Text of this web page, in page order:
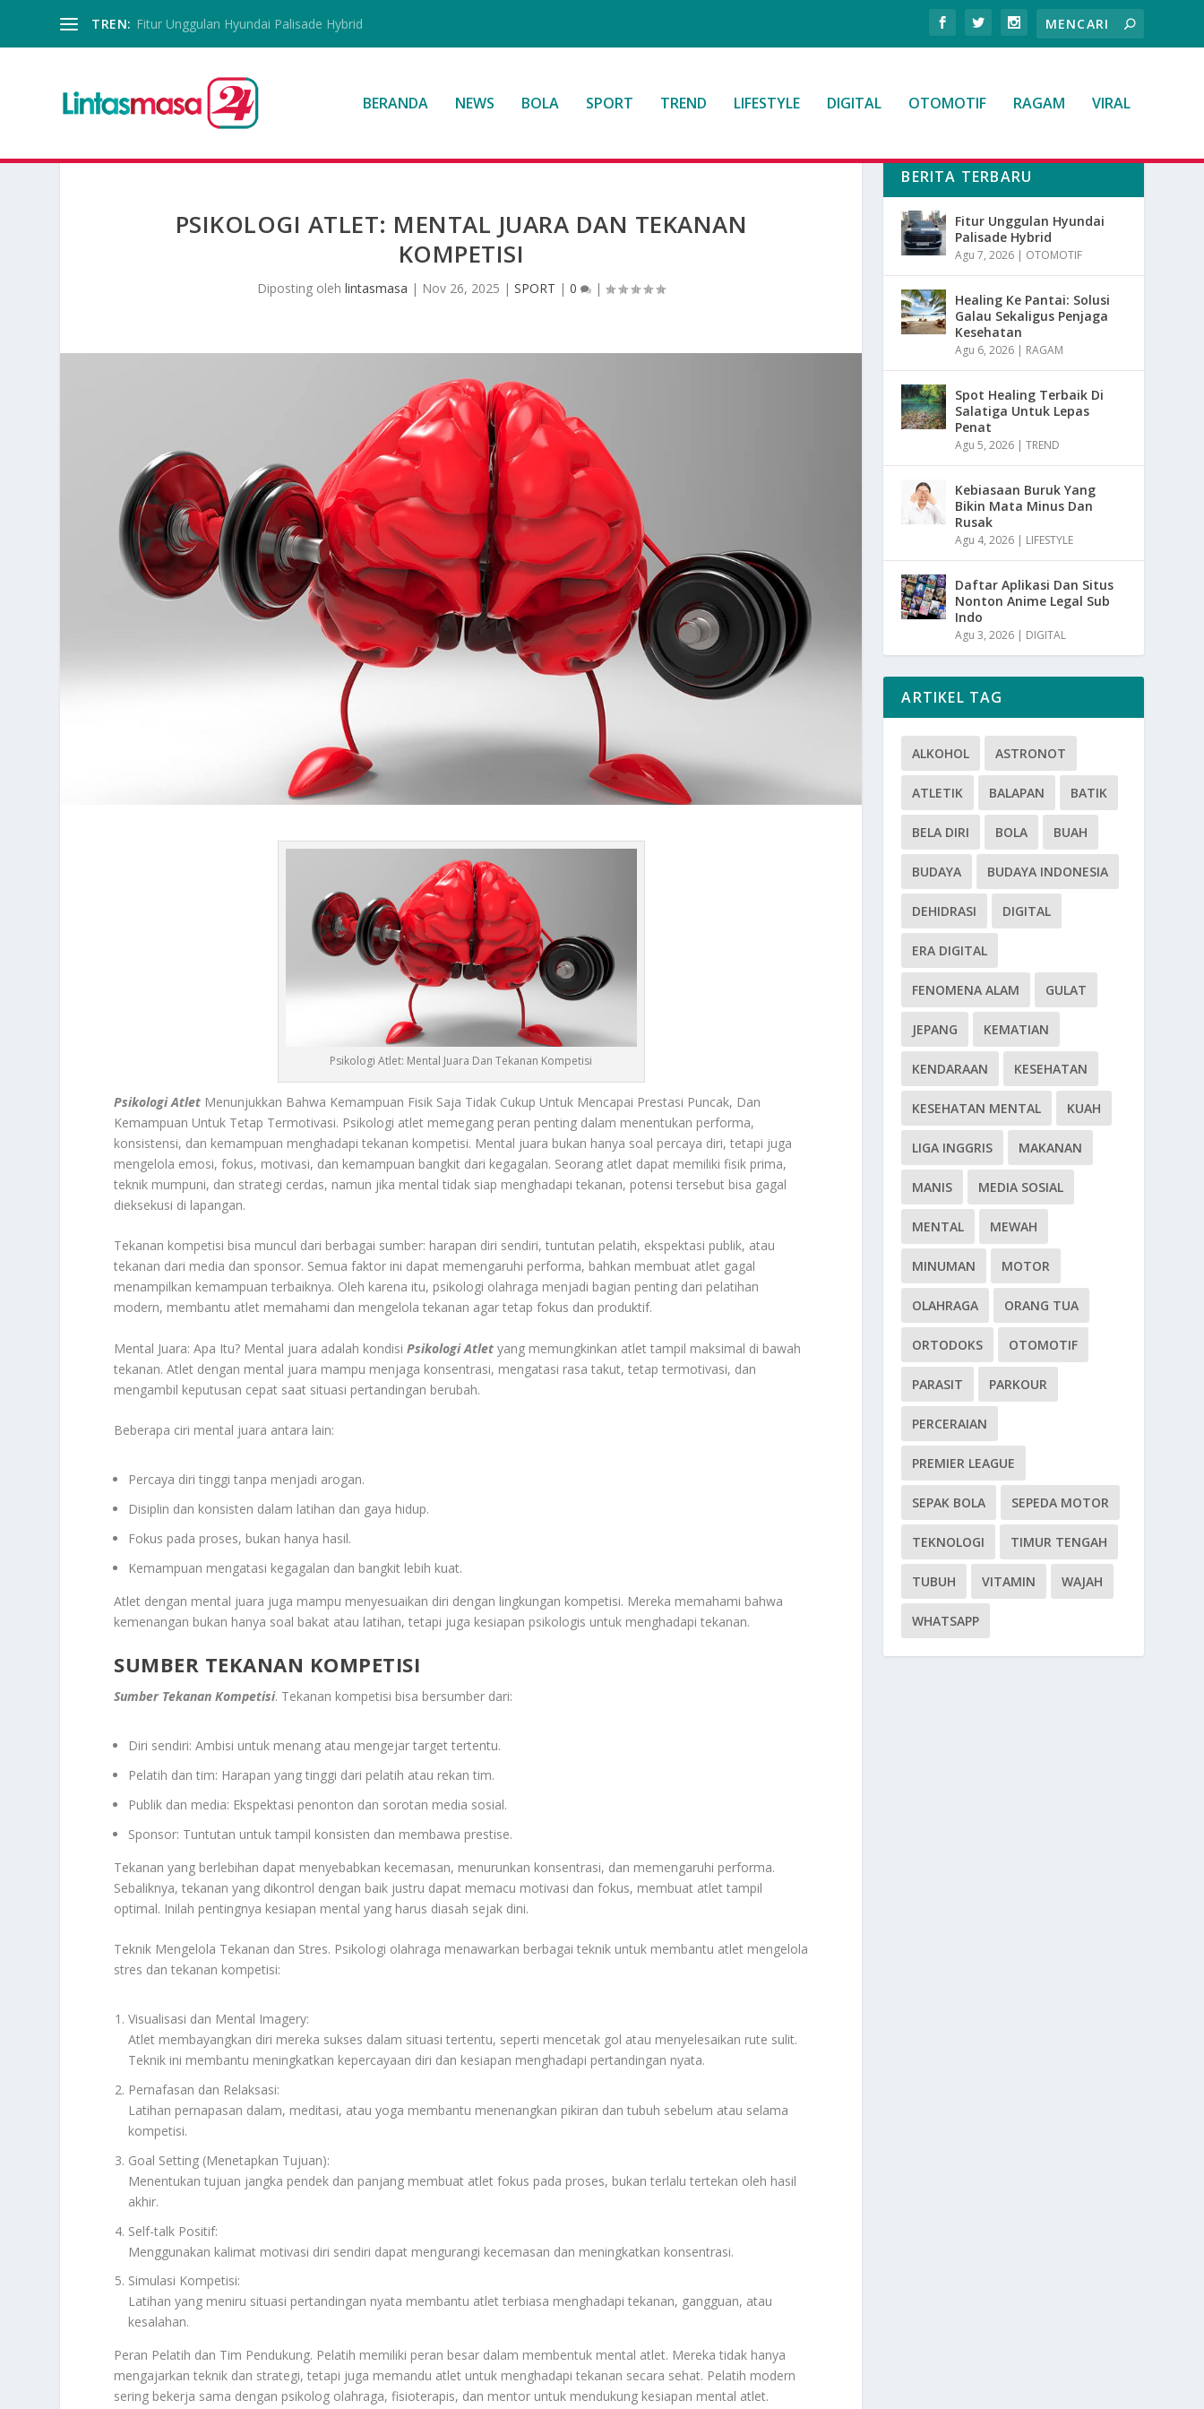
TREN: Fitur Unggulan Hyundai Palisade Hybrid
BERANDA NEWS BOLA SPORT TREND LIFESTYLE DIGITAL OTOMOTIF RAGAM VIRAL
PSIKOLOGI ATLET: MENTAL JUARA DAN TEKANAN
KOMPETISI
Diposting olehlintasmasa | Nov 26, 2025 |SPORT |0 |
Psikologi Atlet: Mental Juara Dan Tekanan Kompetisi
Psikologi Atlet Menunjukkan Bahwa Kemampuan Fisik Saja Tidak Cukup Untuk Mencapai Prestasi Puncak, Dan
Kemampuan Untuk Tetap Termotivasi. Psikologi atlet memegang peran penting dalam menentukan performa,
konsistensi, dan kemampuan menghadapi tekanan kompetisi. Mental juara bukan hanya soal percaya diri, tetapi juga
mengelola emosi, fokus, motivasi, dan kemampuan bangkit dari kegagalan. Seorang atlet dapat memiliki fisik prima,
teknik mumpuni, dan strategi cerdas, namun jika mental tidak siap menghadapi tekanan, potensi tersebut bisa gagal
dieksekusi di lapangan.
Tekanan kompetisi bisa muncul dari berbagai sumber: harapan diri sendiri, tuntutan pelatih, ekspektasi publik, atau
tekanan dari media dan sponsor. Semua faktor ini dapat memengaruhi performa, bahkan membuat atlet gagal
menampilkan kemampuan terbaiknya. Oleh karena itu, psikologi olahraga menjadi bagian penting dari pelatihan
modern, membantu atlet memahami dan mengelola tekanan agar tetap fokus dan produktif.
Mental Juara: Apa Itu? Mental juara adalah kondisiPsikologi Atlet yang memungkinkan atlet tampil maksimal di bawah
tekanan. Atlet dengan mental juara mampu menjaga konsentrasi, mengatasi rasa takut, tetap termotivasi, dan
mengambil keputusan cepat saat situasi pertandingan berubah.
Beberapa ciri mental juara antara lain:
Percaya diri tinggi tanpa menjadi arogan.
Disiplin dan konsisten dalam latihan dan gaya hidup.
Fokus pada proses, bukan hanya hasil.
Kemampuan mengatasi kegagalan dan bangkit lebih kuat.
Atlet dengan mental juara juga mampu menyesuaikan diri dengan lingkungan kompetisi. Mereka memahami bahwa
kemenangan bukan hanya soal bakat atau latihan, tetapi juga kesiapan psikologis untuk menghadapi tekanan.
SUMBER TEKANAN KOMPETISI
Sumber Tekanan Kompetisi. Tekanan kompetisi bisa bersumber dari:
Diri sendiri: Ambisi untuk menang atau mengejar target tertentu.
Pelatih dan tim: Harapan yang tinggi dari pelatih atau rekan tim.
Publik dan media: Ekspektasi penonton dan sorotan media sosial.
Sponsor: Tuntutan untuk tampil konsisten dan membawa prestise.
Tekanan yang berlebihan dapat menyebabkan kecemasan, menurunkan konsentrasi, dan memengaruhi performa.
Sebaliknya, tekanan yang dikontrol dengan baik justru dapat memacu motivasi dan fokus, membuat atlet tampil
optimal. Inilah pentingnya kesiapan mental yang harus diasah sejak dini.
Teknik Mengelola Tekanan dan Stres. Psikologi olahraga menawarkan berbagai teknik untuk membantu atlet mengelola
stres dan tekanan kompetisi:
Visualisasi dan Mental Imagery:
Atlet membayangkan diri mereka sukses dalam situasi tertentu, seperti mencetak gol atau menyelesaikan rute sulit.
Teknik ini membantu meningkatkan kepercayaan diri dan kesiapan menghadapi pertandingan nyata.
Pernafasan dan Relaksasi:
Latihan pernapasan dalam, meditasi, atau yoga membantu menenangkan pikiran dan tubuh sebelum atau selama
kompetisi.
Goal Setting (Menetapkan Tujuan):
Menentukan tujuan jangka pendek dan panjang membuat atlet fokus pada proses, bukan terlalu tertekan oleh hasil
akhir.
Self-talk Positif:
Menggunakan kalimat motivasi diri sendiri dapat mengurangi kecemasan dan meningkatkan konsentrasi.
Simulasi Kompetisi:
Latihan yang meniru situasi pertandingan nyata membantu atlet terbiasa menghadapi tekanan, gangguan, atau
kesalahan.
Peran Pelatih dan Tim Pendukung. Pelatih memiliki peran besar dalam membentuk mental atlet. Mereka tidak hanya
mengajarkan teknik dan strategi, tetapi juga memandu atlet untuk menghadapi tekanan secara sehat. Pelatih modern
sering bekerja sama dengan psikolog olahraga, fisioterapis, dan mentor untuk mendukung kesiapan mental atlet.
BERITA TERBARU
Fitur Unggulan Hyundai
Palisade Hybrid
Agu 7, 2026 | OTOMOTIF
Healing Ke Pantai: Solusi
Galau Sekaligus Penjaga
Kesehatan
Agu 6, 2026 | RAGAM
Spot Healing Terbaik Di
Salatiga Untuk Lepas
Penat
Agu 5, 2026 |TREND
Kebiasaan Buruk Yang
Bikin Mata Minus Dan
Rusak
Agu 4, 2026 | LIFESTYLE
Daftar Aplikasi Dan Situs
Nonton Anime Legal Sub
Indo
Agu 3, 2026 | DIGITAL
ARTIKEL TAG
ALKOHOL ASTRONOT
ATLETIK BALAPAN BATIK
BELA DIRI BOLA BUAH
BUDAYA BUDAYA INDONESIA
DEHIDRASI DIGITAL
ERA DIGITAL
FENOMENA ALAM GULAT
JEPANG KEMATIAN
KENDARAAN KESEHATAN
KESEHATAN MENTAL KUAH
LIGA INGGRIS MAKANAN
MANIS MEDIA SOSIAL
MENTAL MEWAH
MINUMAN MOTOR
OLAHRAGA ORANG TUA
ORTODOKS OTOMOTIF
PARASIT PARKOUR
PERCERAIAN
PREMIER LEAGUE
SEPAK BOLA SEPEDA MOTOR
TEKNOLOGI TIMUR TENGAH
TUBUH VITAMIN WAJAH
WHATSAPP